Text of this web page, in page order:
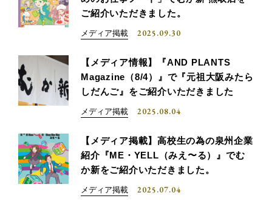
ご紹介いただきました。
メディア掲載 2025.09.30
【メディア情報】『AND PLANTS
Magazine（8/4）』で『元祖大阪みたら
しだんご』をご紹介いただきました
メディア掲載 2025.08.04
【メディア掲載】高校生の為の泉州企業
紹介『ME・YELL（みえ〜る）』でむ
か新をご紹介いただきました。
メディア掲載 2025.07.04